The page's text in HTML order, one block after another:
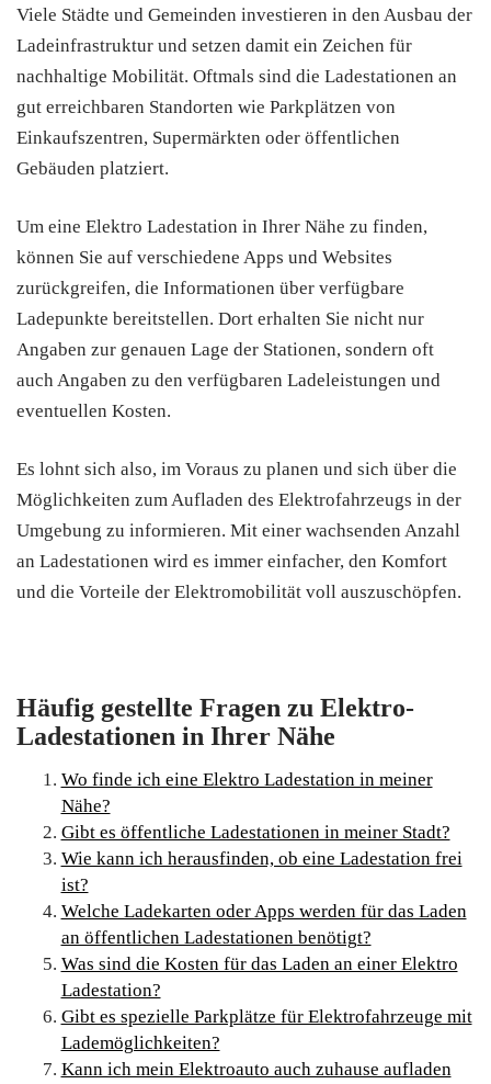
Viele Städte und Gemeinden investieren in den Ausbau der
Ladeinfrastruktur und setzen damit ein Zeichen für
nachhaltige Mobilität. Oftmals sind die Ladestationen an
gut erreichbaren Standorten wie Parkplätzen von
Einkaufszentren, Supermärkten oder öffentlichen
Gebäuden platziert.
Um eine Elektro Ladestation in Ihrer Nähe zu finden,
können Sie auf verschiedene Apps und Websites
zurückgreifen, die Informationen über verfügbare
Ladepunkte bereitstellen. Dort erhalten Sie nicht nur
Angaben zur genauen Lage der Stationen, sondern oft
auch Angaben zu den verfügbaren Ladeleistungen und
eventuellen Kosten.
Es lohnt sich also, im Voraus zu planen und sich über die
Möglichkeiten zum Aufladen des Elektrofahrzeugs in der
Umgebung zu informieren. Mit einer wachsenden Anzahl
an Ladestationen wird es immer einfacher, den Komfort
und die Vorteile der Elektromobilität voll auszuschöpfen.
Häufig gestellte Fragen zu Elektro-
Ladestationen in Ihrer Nähe
Wo finde ich eine Elektro Ladestation in meiner
Nähe?
Gibt es öffentliche Ladestationen in meiner Stadt?
Wie kann ich herausfinden, ob eine Ladestation frei
ist?
Welche Ladekarten oder Apps werden für das Laden
an öffentlichen Ladestationen benötigt?
Was sind die Kosten für das Laden an einer Elektro
Ladestation?
Gibt es spezielle Parkplätze für Elektrofahrzeuge mit
Lademöglichkeiten?
Kann ich mein Elektroauto auch zuhause aufladen